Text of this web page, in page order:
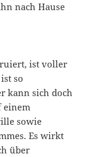
nach Hause
ist voller
so
kann sich doch
einem
sowie
Es wirkt
über